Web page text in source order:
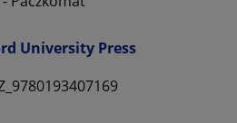
University Press